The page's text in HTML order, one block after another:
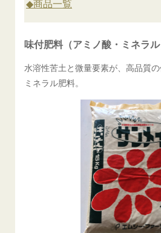
味付肥料（アミノ酸・ミネラル
水溶性苦土と微量要素が、高品質
ミネラル肥料。